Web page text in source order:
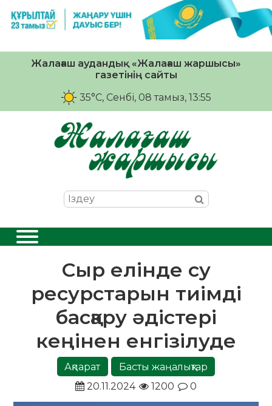
Жалағаш аудандық «Жалағаш жаршысы»
газетінің сайты
35°C, Сенбі, 08 тамыз, 13:55
Сыр елінде су
ресурстарын тиімді
басқару әдістері
кеңінен енгізілуде
Ақпарат
Басты жаңалықтар
20.11.2024
1200 0